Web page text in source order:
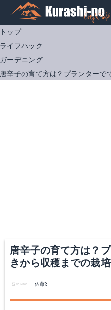
トップ
ライフハック
ガーデニング
唐辛子の育て方は？プランターで
唐辛子の育て方は？
きから収穫までの栽
佐藤3